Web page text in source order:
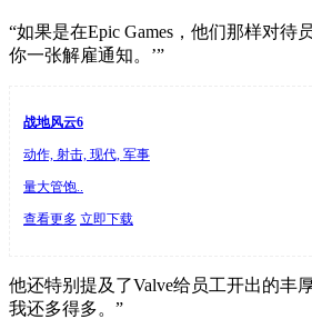
“如果是在Epic Games，他们那样对
你一张解雇通知。’”
战地风云6
动作, 射击, 现代, 军事
量大管饱..
查看更多 立即下载
他还特别提及了Valve给员工开出的丰
我还多得多。”